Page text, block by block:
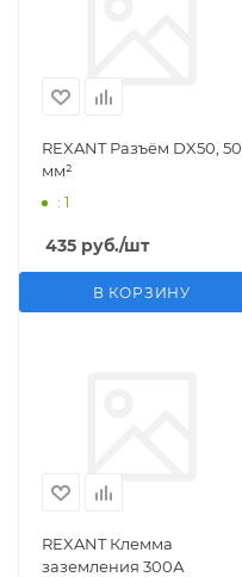
REXANT Разъём DX50, 50
мм²
: 1
435 руб./шт
В КОРЗИНУ
REXANT Клемма
заземления 300А